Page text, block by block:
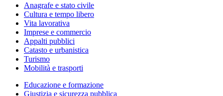
Anagrafe e stato civile
Cultura e tempo libero
Vita lavorativa
Imprese e commercio
Appalti pubblici
Catasto e urbanistica
Turismo
Mobilità e trasporti
Educazione e formazione
Giustizia e sicurezza pubblica